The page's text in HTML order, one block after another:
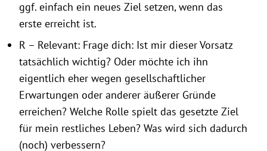
ggf. einfach ein neues Ziel setzen, wenn das
erste erreicht ist.
R – Relevant: Frage dich: Ist mir dieser Vorsatz
tatsächlich wichtig? Oder möchte ich ihn
eigentlich eher wegen gesellschaftlicher
Erwartungen oder anderer äußerer Gründe
erreichen? Welche Rolle spielt das gesetzte Ziel
für mein restliches Leben? Was wird sich dadurch
(noch) verbessern?